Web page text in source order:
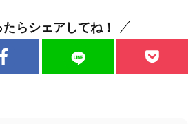
たらシェアしてね！